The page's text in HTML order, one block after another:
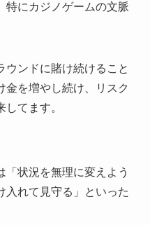
特にカジノゲームの文脈
ウンドに賭け続けること
金を増やし続け、リスク
てます。
「状況を無理に変えよう
入れて見守る」といった